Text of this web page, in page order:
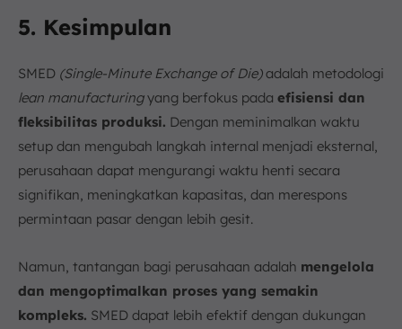
5. Kesimpulan
SMED (Single-Minute Exchange of Die)adalah metodologi
lean manufacturingyang berfokus pada efisiensi dan
fleksibilitas produksi. Dengan meminimalkan waktu
setup dan mengubah langkah internal menjadi eksternal,
perusahaan dapat mengurangi waktu henti secara
signifikan, meningkatkan kapasitas, dan merespons
permintaan pasar dengan lebih gesit.
Namun, tantangan bagi perusahaan adalah mengelola
dan mengoptimalkan proses yang semakin
kompleks. SMED dapat lebih efektif dengan dukungan